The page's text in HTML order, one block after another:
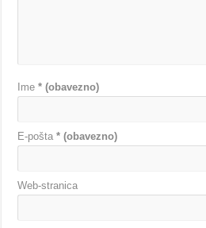
Ime* (obavezno)
E-pošta* (obavezno)
Web-stranica